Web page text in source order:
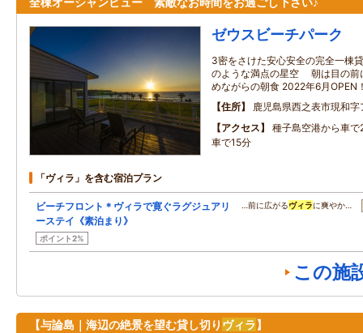
ゼウスビーチパーク
3密をさけた安心安全の完全一棟
のような満点の星空 朝は目の前
めながらの朝食 2022年6月OPEN
住所
鹿児島県西之表市現和
アクセス
種子島空港から車
車で15分
「ヴィラ」を含む宿泊プラン
ビーチフロント＊ヴィラで寛ぐラグジュアリ
ーステイ《素泊まり》
ポイント2%
…前に広がるヴィラに爽やか…
この施
【与論島｜海辺の絶景を望む貸し切り ヴィラ】